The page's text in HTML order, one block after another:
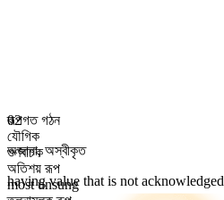
রূপগত গঠন
যৌগিক
গুণবাচক
অতিশয় রূপ
most unsung
02
অজানা,অস্বীকৃত
having value that is not acknowledged